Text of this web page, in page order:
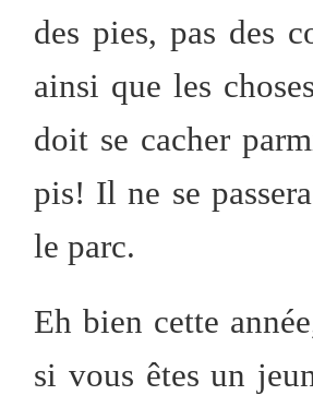
des pies, pas des
ainsi que les
doit se cacher
pis! Il ne se
le parc.
Eh bien cette
si vous êtes un